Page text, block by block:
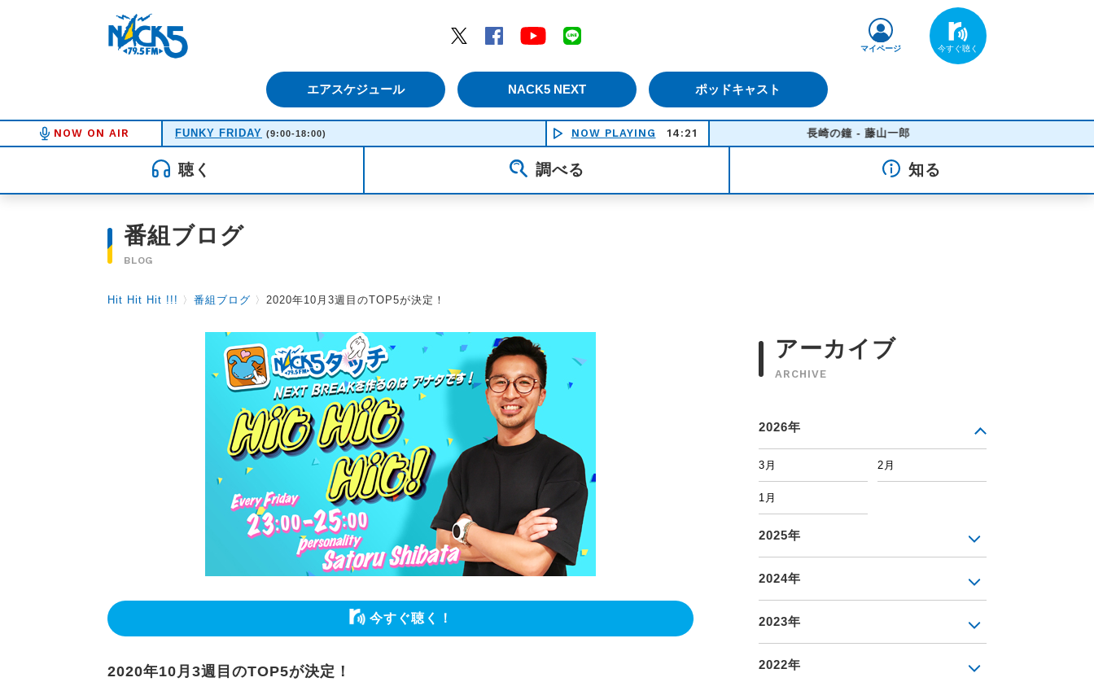
Twitter
Facebook YouTube
エアスケジュール NACK5 NEXT ポッドキャスト
マイページ
NOW ON AIR FUNKY FRIDAY (9:00-18:00) NOW PLAYING 14:21 長崎の鐘 - 藤山一郎
聴く 調べる 知る
番組ブログ
BLOG
Hit Hit Hit !!! 〉 番組ブログ 〉 2020年10月3週目のTOP5が決定！
今すぐ聴く！
2020年10月3週目のTOP5が決定！
アーカイブ
ARCHIVE
2026年
3月 2月
1月
2025年
2024年
2023年
2022年